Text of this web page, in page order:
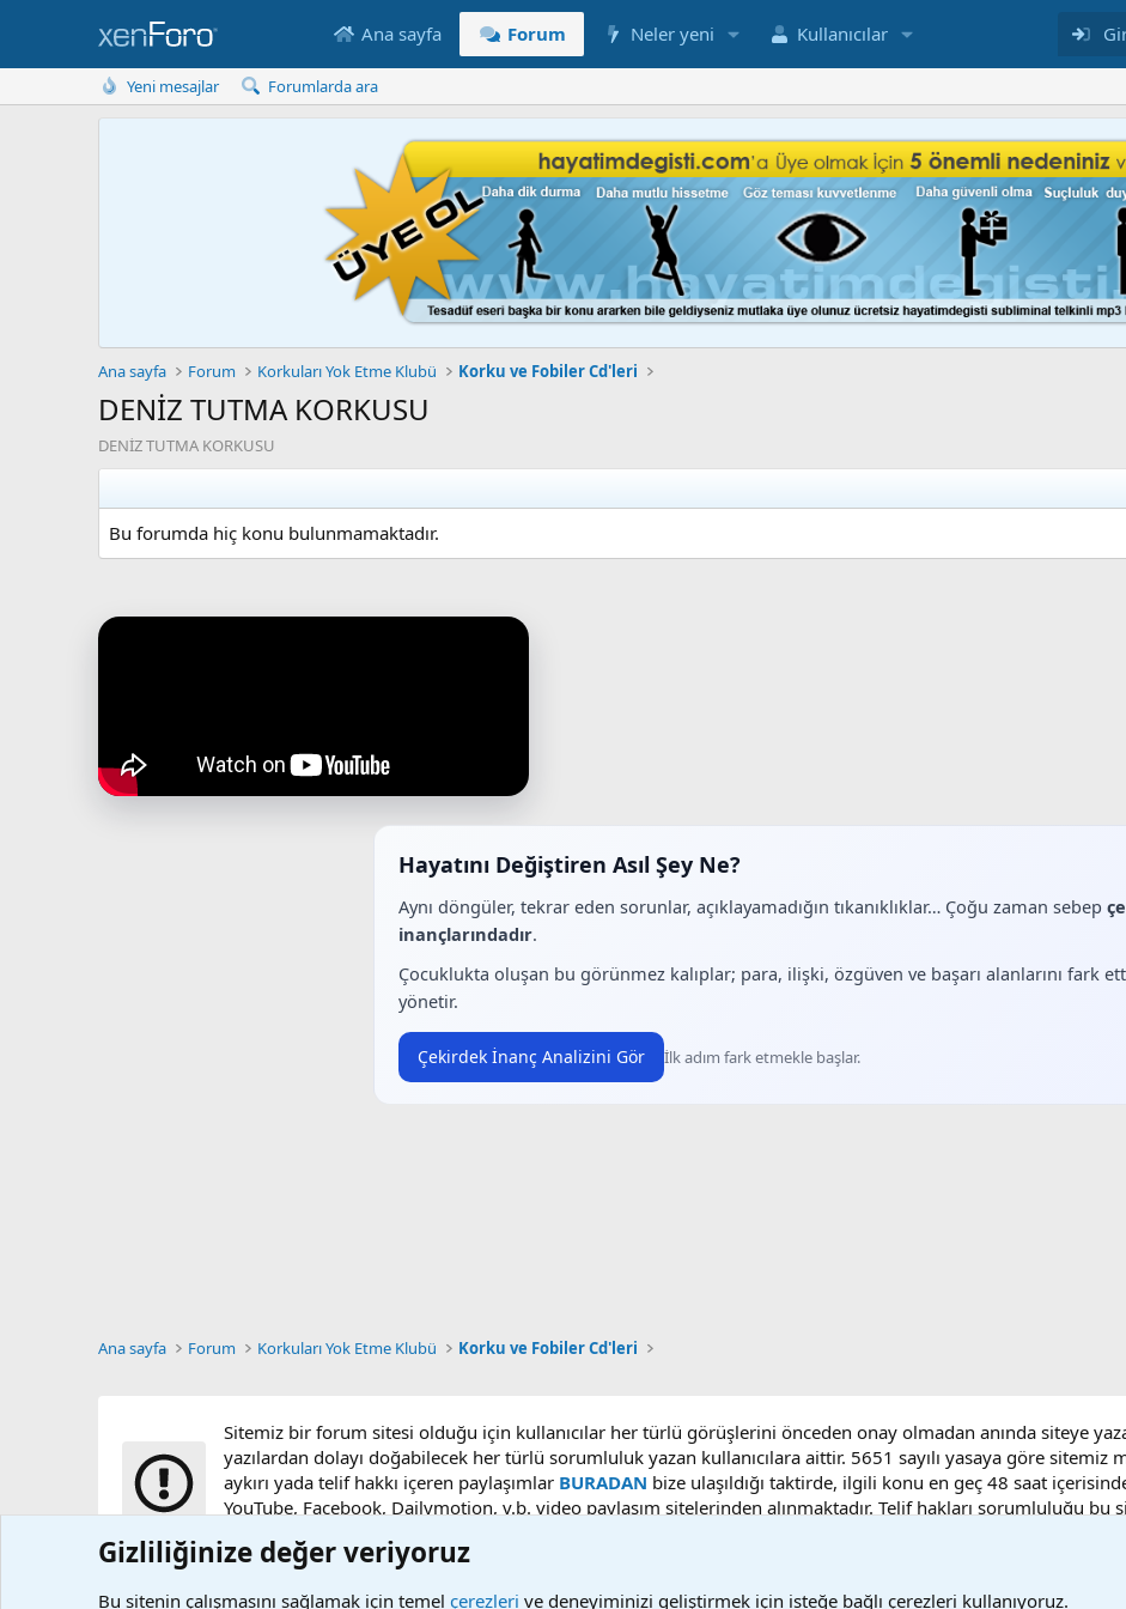
Ana sayfa Forum Neler yeni Kullanıcılar
Yeni mesajlar Forumlarda ara
Ana sayfa Forum Korkuları Yok Etme Klubü Korku ve Fobiler Cd'leri
DENİZ TUTMA KORKUSU
DENİZ TUTMA KORKUSU
Bu forumda hiç konu bulunmamaktadır.
Hayatını Değiştiren Asıl Şey Ne?
Aynı döngüler, tekrar eden sorunlar, açıklayamadığın tıkanıklıklar… Çoğu zaman sebep
inançlarındadır.
Çocuklukta oluşan bu görünmez kalıplar; para, ilişki, özgüven ve başarı alanlarını fark
yönetir.
Çekirdek İnanç Analizini Gör İlk adım fark etmekle başlar.
Ana sayfa Forum Korkuları Yok Etme Klubü Korku ve Fobiler Cd'leri
Sitemiz bir forum sitesi olduğu için kullanıcılar her türlü görüşlerini önceden onay olmadan anında siteye
yazılardan dolayı doğabilecek her türlü sorumluluk yazan kullanıcılara aittir. 5651 sayılı yasaya göre sitemiz
aykırı yada telif hakkı içeren paylaşımlar BURADAN bize ulaşıldığı taktirde, ilgili konu en geç 48 saat
YouTube, Facebook, Dailymotion, v.b. video paylaşım sitelerinden alınmaktadır. Telif hakları sorumluluğu bu
Gizliliğinize değer veriyoruz
Bu sitenin çalışmasını sağlamak için temel çerezleri ve deneyiminizi geliştirmek için isteğe bağlı çerezleri kullanıyoruz.